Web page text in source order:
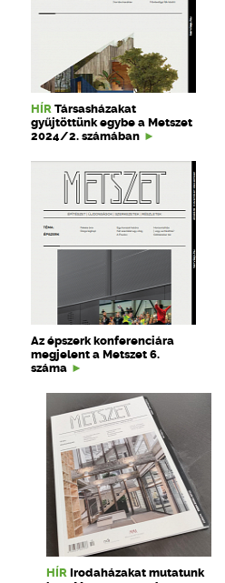
HÍR Társasházakat
gyűjtöttünk egybe a Metszet
2024/2. számában
Az épszerk konferenciára
megjelent a Metszet 6.
száma
HÍR Irodaházakat mutatunk